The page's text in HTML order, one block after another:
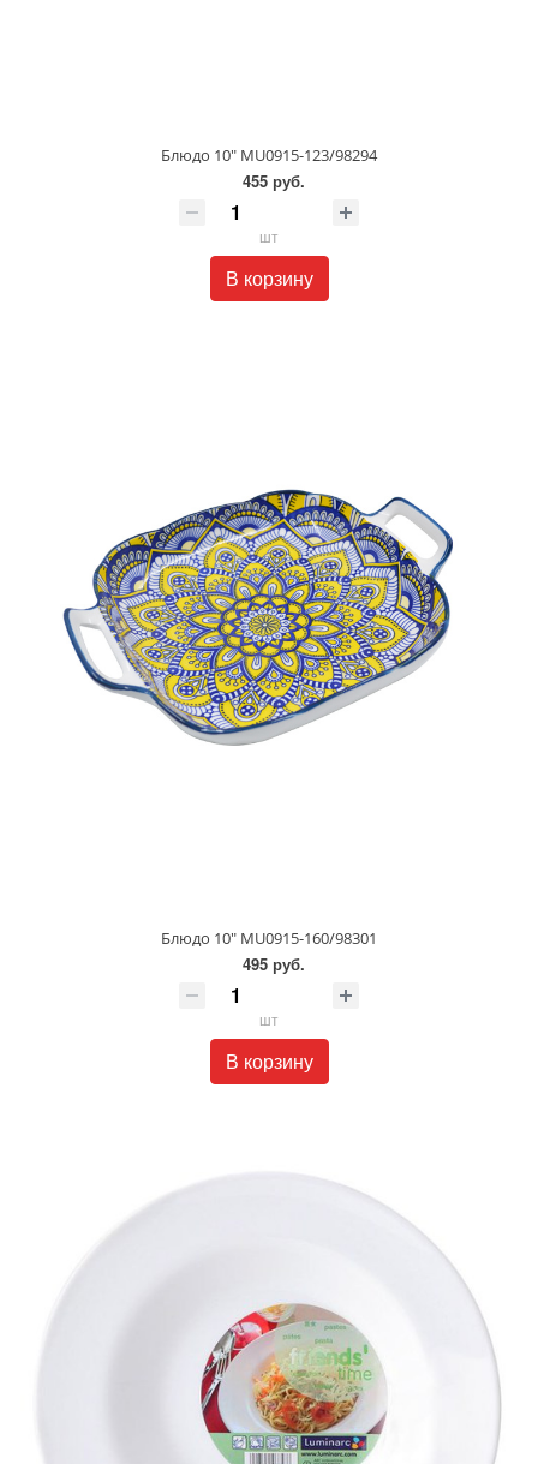
Блюдо 10" MU0915-123/98294
455 руб.
шт
В корзину
Блюдо 10" MU0915-160/98301
495 руб.
шт
В корзину